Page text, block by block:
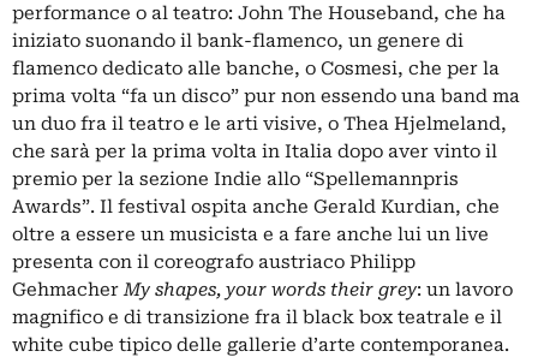
performance o al teatro: John The Houseband, che ha
iniziato suonando il bank-flamenco, un genere di
flamenco dedicato alle banche, o Cosmesi, che per la
prima volta “fa un disco” pur non essendo una band ma
un duo fra il teatro e le arti visive, o Thea Hjelmeland,
che sarà per la prima volta in Italia dopo aver vinto il
premio per la sezione Indie allo “Spellemannpris
Awards”. Il festival ospita anche Gerald Kurdian, che
oltre a essere un musicista e a fare anche lui un live
presenta con il coreografo austriaco Philipp
GehmacherMy shapes, your words their grey: un lavoro
magnifico e di transizione fra il black box teatrale e il
white cube tipico delle gallerie d’arte contemporanea.